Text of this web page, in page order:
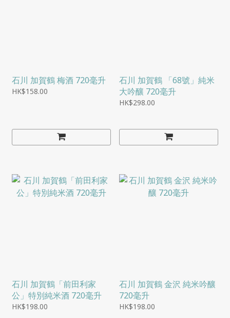
石川 加賀鶴 梅酒 720毫升
HK$158.00
石川 加賀鶴 「68號」純米
大吟釀 720毫升
HK$298.00
石川 加賀鶴「前田利家
公」特別純米酒 720毫升
HK$198.00
石川 加賀鶴 金沢 純米吟釀
720毫升
HK$198.00